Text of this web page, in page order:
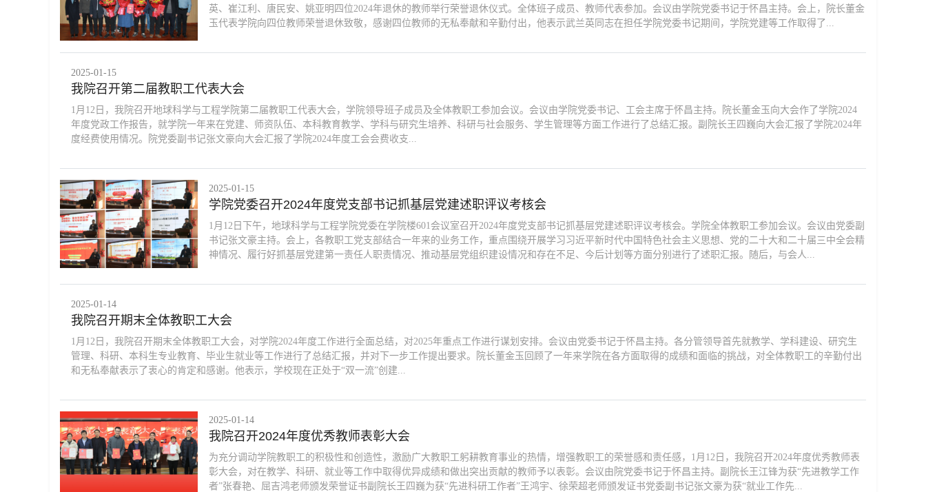
英、崔江利、唐民安、姚亚明四位2024年退休的教师举行荣誉退休仪式。全体班子成员、教师代表参加。会议由学院党委书记于怀昌主持。会上，院长董金
玉代表学院向四位教师荣誉退休致敬，感谢四位教师的无私奉献和辛勤付出，他表示武兰英同志在担任学院党委书记期间，学院党建等工作取得了...
2025-01-15
我院召开第二届教职工代表大会
1月12日，我院召开地球科学与工程学院第二届教职工代表大会，学院领导班子成员及全体教职工参加会议。会议由学院党委书记、工会主席于怀昌主持。院长董金玉向大会作了学院2024
年度党政工作报告，就学院一年来在党建、师资队伍、本科教育教学、学科与研究生培养、科研与社会服务、学生管理等方面工作进行了总结汇报。副院长王四巍向大会汇报了学院2024年
度经费使用情况。院党委副书记张文豪向大会汇报了学院2024年度工会会费收支...
2025-01-15
学院党委召开2024年度党支部书记抓基层党建述职评议考核会
1月12日下午，地球科学与工程学院党委在学院楼601会议室召开2024年度党支部书记抓基层党建述职评议考核会。学院全体教职工参加会议。会议由党委副
书记张文豪主持。会上，各教职工党支部结合一年来的业务工作，重点围绕开展学习习近平新时代中国特色社会主义思想、党的二十大和二十届三中全会精
神情况、履行好抓基层党建第一责任人职责情况、推动基层党组织建设情况和存在不足、今后计划等方面分别进行了述职汇报。随后，与会人...
2025-01-14
我院召开期末全体教职工大会
1月12日，我院召开期末全体教职工大会，对学院2024年度工作进行全面总结，对2025年重点工作进行谋划安排。会议由党委书记于怀昌主持。各分管领导首先就教学、学科建设、研究生
管理、科研、本科生专业教育、毕业生就业等工作进行了总结汇报，并对下一步工作提出要求。院长董金玉回顾了一年来学院在各方面取得的成绩和面临的挑战，对全体教职工的辛勤付出
和无私奉献表示了衷心的肯定和感谢。他表示，学校现在正处于“双一流”创建...
2025-01-14
我院召开2024年度优秀教师表彰大会
为充分调动学院教职工的积极性和创造性，激励广大教职工躬耕教育事业的热情，增强教职工的荣誉感和责任感，1月12日，我院召开2024年度优秀教师表
彰大会，对在教学、科研、就业等工作中取得优异成绩和做出突出贡献的教师予以表彰。会议由院党委书记于怀昌主持。副院长王江锋为获“先进教学工作
者”张春艳、屈吉鸿老师颁发荣誉证书副院长王四巍为获“先进科研工作者”王鸿宇、徐荣超老师颁发证书党委副书记张文豪为获“就业工作先...